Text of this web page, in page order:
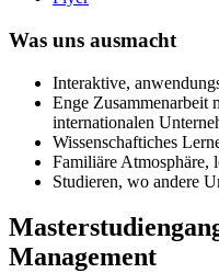
Was uns ausmacht
Interaktive,
Enge Zusammenarbeit
internationalen
Wissenschaftiches
Familiäre Atmosphäre,
Studieren, wo andere
Management